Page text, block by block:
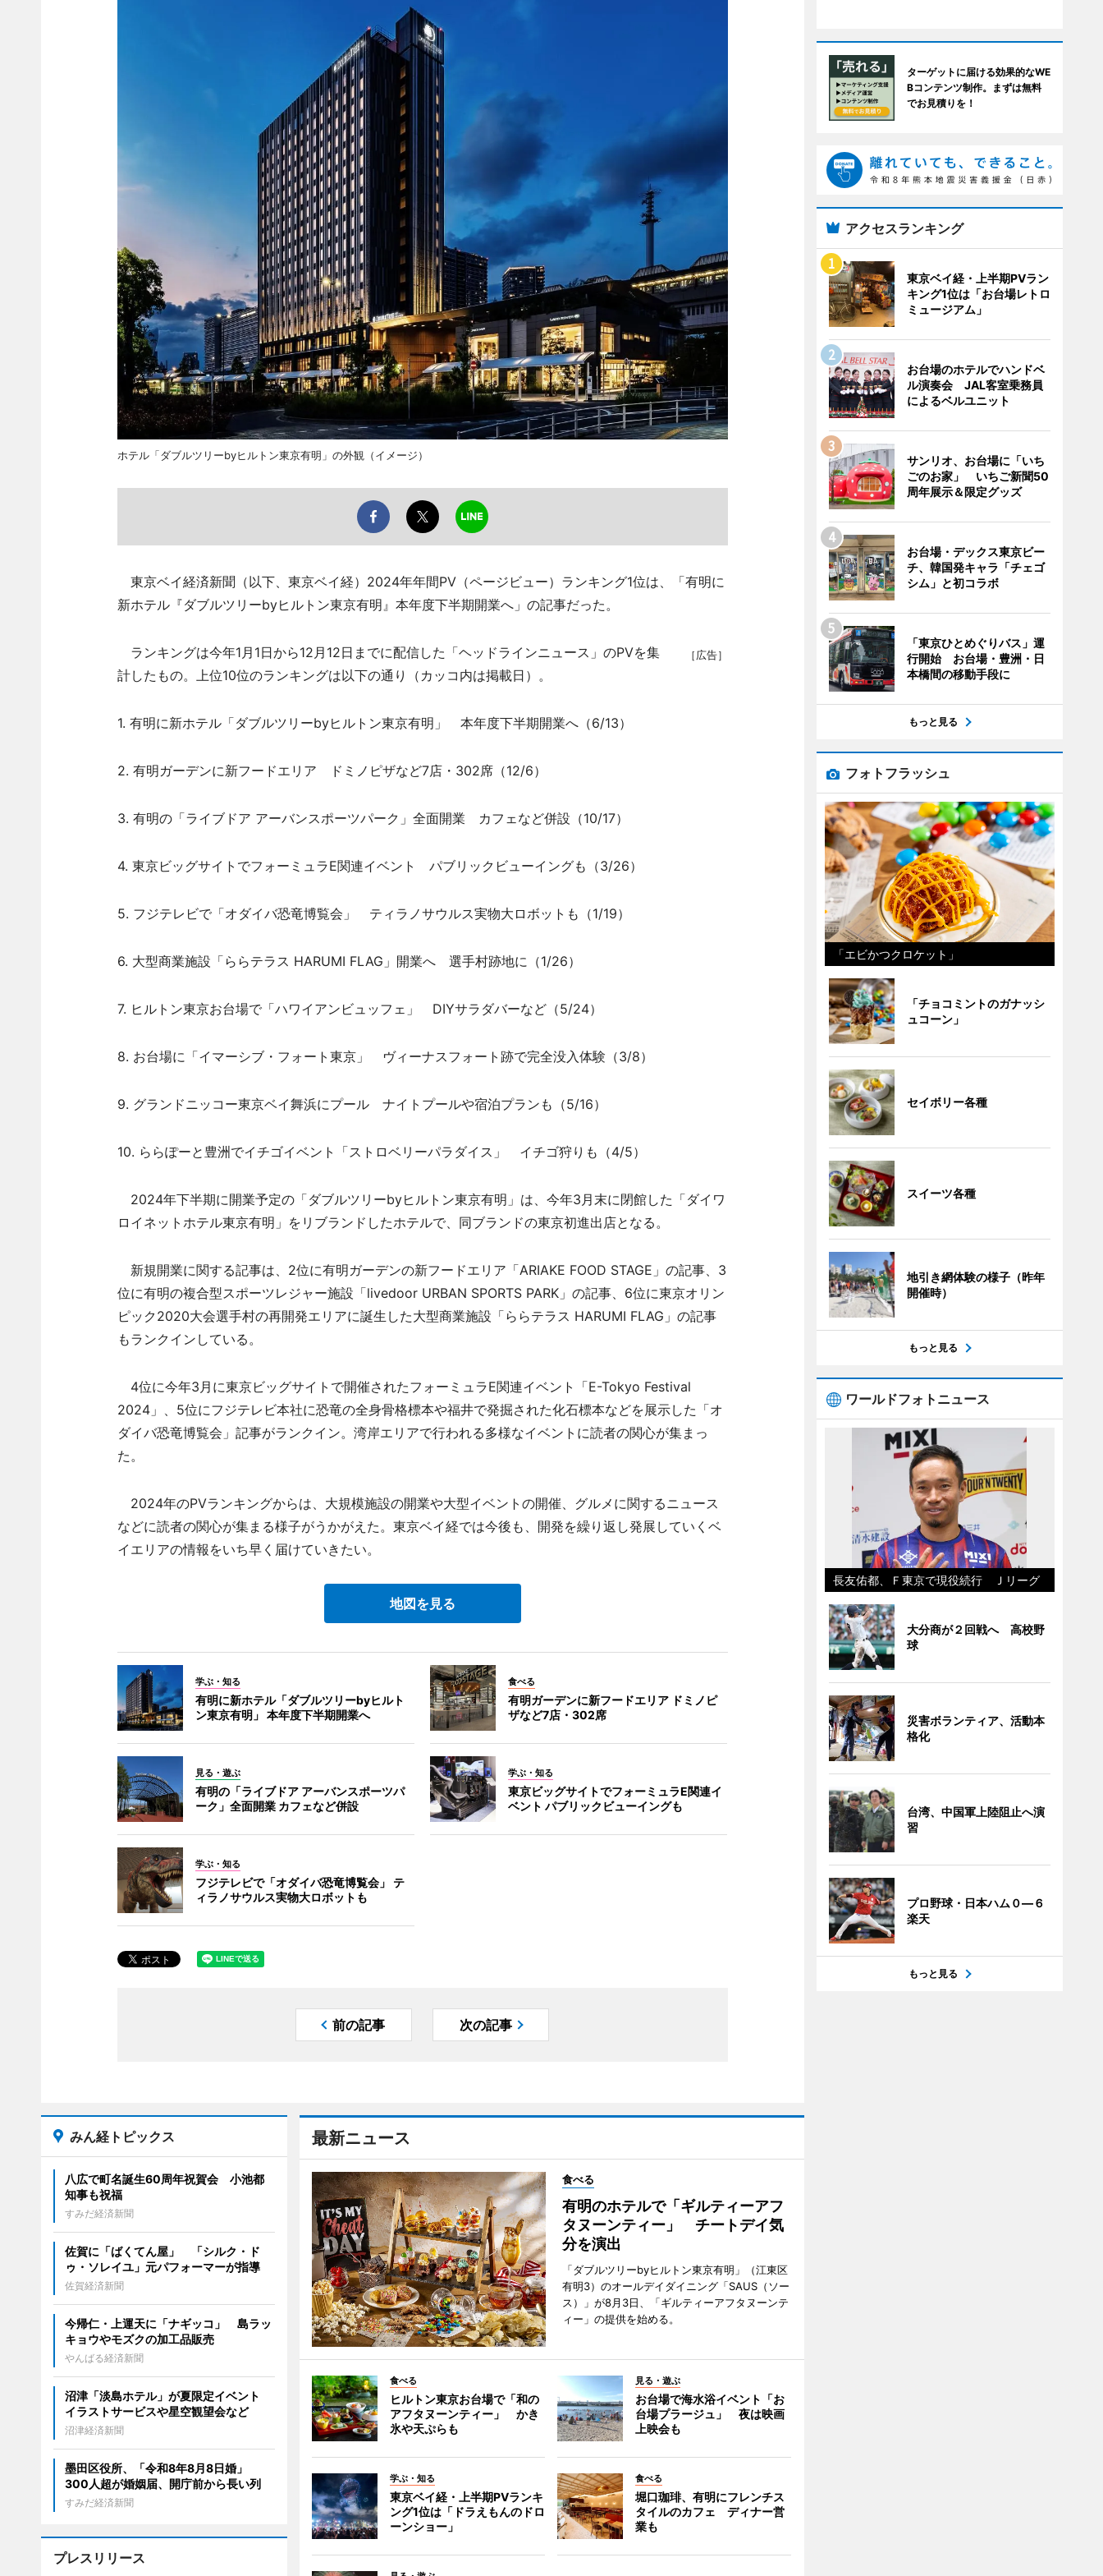
ホテル「ダブルツリーbyヒルトン東京有明」の外観（イメージ）
東京ベイ経済新聞（以下、東京ベイ経）2024年年間PV（ページビュー）ランキング1位は、「有明に
新ホテル『ダブルツリーbyヒルトン東京有明』本年度下半期開業へ」の記事だった。
［広告］
ランキングは今年1月1日から12月12日までに配信した「ヘッドラインニュース」のPVを集
計したもの。上位10位のランキングは以下の通り（カッコ内は掲載日）。
1. 有明に新ホテル「ダブルツリーbyヒルトン東京有明」 本年度下半期開業へ（6/13）
2. 有明ガーデンに新フードエリア ドミノピザなど7店・302席（12/6）
3. 有明の「ライブドア アーバンスポーツパーク」全面開業 カフェなど併設（10/17）
4. 東京ビッグサイトでフォーミュラE関連イベント パブリックビューイングも（3/26）
5. フジテレビで「オダイバ恐竜博覧会」 ティラノサウルス実物大ロボットも（1/19）
6. 大型商業施設「ららテラス HARUMI FLAG」開業へ 選手村跡地に（1/26）
7. ヒルトン東京お台場で「ハワイアンビュッフェ」 DIYサラダバーなど（5/24）
8. お台場に「イマーシブ・フォート東京」 ヴィーナスフォート跡で完全没入体験（3/8）
9. グランドニッコー東京ベイ舞浜にプール ナイトプールや宿泊プランも（5/16）
10. ららぽーと豊洲でイチゴイベント「ストロベリーパラダイス」 イチゴ狩りも（4/5）
2024年下半期に開業予定の「ダブルツリーbyヒルトン東京有明」は、今年3月末に閉館した「ダイワ
ロイネットホテル東京有明」をリブランドしたホテルで、同ブランドの東京初進出店となる。
新規開業に関する記事は、2位に有明ガーデンの新フードエリア「ARIAKE FOOD STAGE」の記事、3
位に有明の複合型スポーツレジャー施設「livedoor URBAN SPORTS PARK」の記事、6位に東京オリン
ピック2020大会選手村の再開発エリアに誕生した大型商業施設「ららテラス HARUMI FLAG」の記事
もランクインしている。
4位に今年3月に東京ビッグサイトで開催されたフォーミュラE関連イベント「E-Tokyo Festival
2024」、5位にフジテレビ本社に恐竜の全身骨格標本や福井で発掘された化石標本などを展示した「オ
ダイバ恐竜博覧会」記事がランクイン。湾岸エリアで行われる多様なイベントに読者の関心が集まっ
た。
2024年のPVランキングからは、大規模施設の開業や大型イベントの開催、グルメに関するニュース
などに読者の関心が集まる様子がうかがえた。東京ベイ経では今後も、開発を繰り返し発展していくベ
イエリアの情報をいち早く届けていきたい。
地図を見る
学ぶ・知る
有明に新ホテル「ダブルツリーbyヒルト
ン東京有明」 本年度下半期開業へ
食べる
有明ガーデンに新フードエリア ドミノピ
ザなど7店・302席
見る・遊ぶ
有明の「ライブドア アーバンスポーツパ
ーク」全面開業 カフェなど併設
学ぶ・知る
東京ビッグサイトでフォーミュラE関連イ
ベント パブリックビューイングも
学ぶ・知る
フジテレビで「オダイバ恐竜博覧会」 テ
ィラノサウルス実物大ロボットも
前の記事 次の記事
最新ニュース
食べる
有明のホテルで「ギルティーアフ
タヌーンティー」 チートデイ気
分を演出
「ダブルツリーbyヒルトン東京有明」（江東区
有明3）のオールデイダイニング「SAUS（ソー
ス）」が8月3日、「ギルティーアフタヌーンテ
ィー」の提供を始める。
食べる
ヒルトン東京お台場で「和の
アフタヌーンティー」 かき
氷や天ぷらも
見る・遊ぶ
お台場で海水浴イベント「お
台場プラージュ」 夜は映画
上映会も
学ぶ・知る
東京ベイ経・上半期PVランキ
ング1位は「ドラえもんのドロ
ーンショー」
食べる
堀口珈琲、有明にフレンチス
タイルのカフェ ディナー営
業も
みん経トピックス
八広で町名誕生60周年祝賀会 小池都
知事も祝福
すみだ経済新聞
佐賀に「ばくてん屋」 「シルク・ド
ゥ・ソレイユ」元パフォーマーが指導
佐賀経済新聞
今帰仁・上運天に「ナギッコ」 島ラッ
キョウやモズクの加工品販売
やんばる経済新聞
沼津「淡島ホテル」が夏限定イベント
イラストサービスや星空観望会など
沼津経済新聞
墨田区役所、「令和8年8月8日婚」
300人超が婚姻届、開庁前から長い列
すみだ経済新聞
プレスリリース
ターゲットに届ける効果的なWE
Bコンテンツ制作。まずは無料
でお見積りを！
アクセスランキング
東京ベイ経・上半期PVラン
キング1位は「お台場レトロ
ミュージアム」
お台場のホテルでハンドベ
ル演奏会 JAL客室乗務員
によるベルユニット
サンリオ、お台場に「いち
ごのお家」 いちご新聞50
周年展示＆限定グッズ
お台場・デックス東京ビー
チ、韓国発キャラ「チェゴ
シム」と初コラボ
「東京ひとめぐりバス」運
行開始 お台場・豊洲・日
本橋間の移動手段に
もっと見る
フォトフラッシュ
「エビかつクロケット」
「チョコミントのガナッシ
ュコーン」
セイボリー各種
スイーツ各種
地引き網体験の様子（昨年
開催時）
もっと見る
ワールドフォトニュース
長友佑都、Ｆ東京で現役続行 Ｊリーグ
大分商が２回戦へ 高校野
球
災害ボランティア、活動本
格化
台湾、中国軍上陸阻止へ演
習
プロ野球・日本ハム０―６
楽天
もっと見る